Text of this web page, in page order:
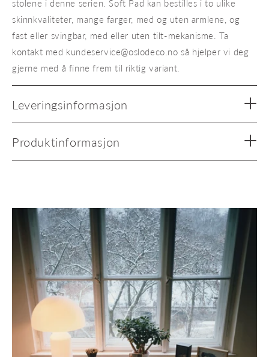
stolene i denne serien. Soft Pad kan bestilles i to ulike
skinnkvaliteter, mange farger, med og uten armlene, og
fast eller svingbar, med eller uten tilt-mekanisme. Ta
kontakt med kundeservice@oslodeco.no så hjelper vi deg
gjerne med å finne frem til riktig variant.
Leveringsinformasjon
Produktinformasjon